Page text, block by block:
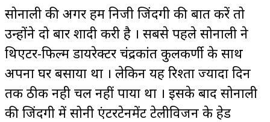
सोनाली की अगर हम निजी जिंदगी की बात करें तो
उन्होंने दो बार शादी करी है । सबसे पहले सोनाली ने
थिएटर-फिल्म डायरेक्टर चंद्रकांत कुलकर्णी के साथ
अपना घर बसाया था । लेकिन यह रिश्ता ज्यादा दिन
तक ठीक नही चल नहीं पाया था । इसके बाद सोनाली
की जिंदगी में सोनी एंटरटेनमेंट टेलीविजन के हेड